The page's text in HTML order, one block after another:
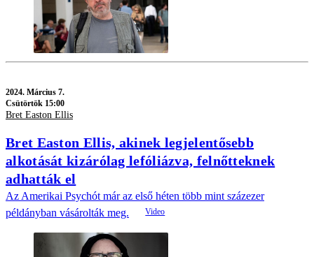
2024. Március 7.
Csütörtök 15:00
Bret Easton Ellis
Bret Easton Ellis, akinek legjelentősebb
alkotását kizárólag lefóliázva, felnőtteknek
adhatták el
Az Amerikai Psychót már az első héten több mint százezer
példányban vásárolták meg.